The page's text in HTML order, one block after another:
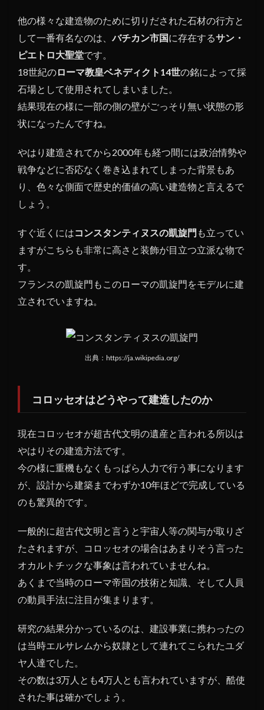
他の様々な建造物のために切りだされた石材の行方と
して一番有名なのは、バチカン市国に存在するサン・
ピエトロ大聖堂です。
18世紀のローマ教皇ベネディクト14世の銘によって採
石場として使用されてしまいました。
結果現在の様に一部の側の壁がごっそり無い状態の形
状になったんですね。
やはり建造されてから2000年も経つ間には政治情勢や
戦争などに否応なく巻き込まれてしまった背景もあ
り、色々な側面で歴史的価値の高い建造物と言えるで
しょう。
すぐ近くにはコンスタンティヌスの凱旋門 も立ってい
ますがこちらも非常に高さと装飾が目立つ立派な物で
す。
フランスの凱旋門もこのローマの凱旋門をモデルに建
立されでいますね。
出典：https://ja.wikipedia.org/
コロッセオはどうやって建造したのか
現在コロッセオが超古代文明の遺産と言われる所以は
やはりその建造方法です。
今の様に重機もなくもっぱら人力で行う事になります
が、設計から建築までわずか10年ほどで完成している
のも驚異的です。
一般的に超古代文明と言うと宇宙人等の関与が取りざ
たされますが、コロッセオの場合はあまりそう言った
オカルトチックな事象は言われていませんね。
あくまで当時のローマ帝国の技術と知識、そして人員
の動員手法に注目が集まります。
研究の結果分かっているのは、建設事業に携わったの
は当時エルサレムから奴隷として連れてこられたユダ
ヤ人達でした。
その数は3万人とも4万人とも言われていますが、酷使
された事は確かでしょう。